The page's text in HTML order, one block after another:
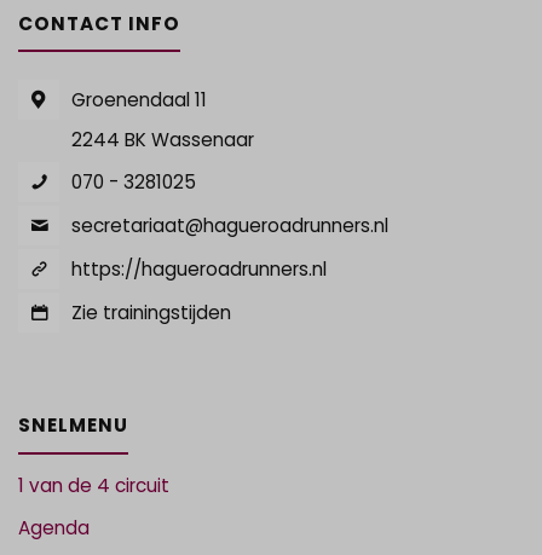
CONTACT INFO
Groenendaal 11
2244 BK Wassenaar
070 - 3281025
secretariaat@hagueroadrunners.nl
https://hagueroadrunners.nl
Zie trainingstijden
SNELMENU
1 van de 4 circuit
Agenda